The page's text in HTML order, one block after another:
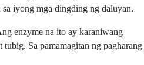
iyong mga dingding ng daluyan.
enzyme na ito ay karaniwang
Sa pamamagitan ng pagharang